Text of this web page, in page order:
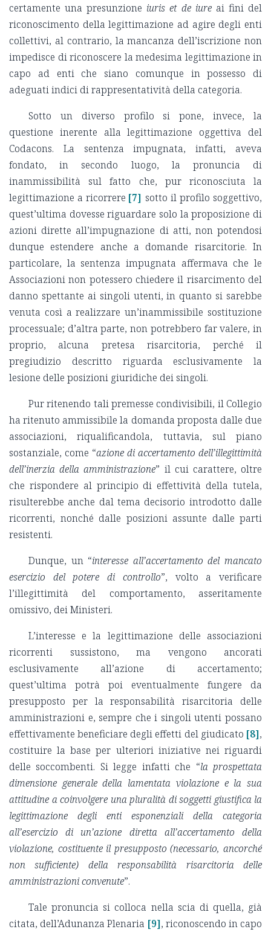
certamente una presunzione iuris et de iureai fini del
riconoscimento della legittimazione ad agire degli enti
collettivi, al contrario, la mancanza dell’iscrizione non
impedisce di riconoscere la medesima legittimazione in
capo ad enti che siano comunque in possesso di
adeguati indici di rappresentatività della categoria.
Sotto un diverso profilo si pone, invece, la
questione inerente alla legittimazione oggettiva del
Codacons. La sentenza impugnata, infatti, aveva
fondato, in secondo luogo, la pronuncia di
inammissibilità sul fatto che, pur riconosciuta la
legittimazione a ricorrere [7] sotto il profilo soggettivo,
quest’ultima dovesse riguardare solo la proposizione di
azioni dirette all’impugnazione di atti, non potendosi
dunque estendere anche a domande risarcitorie. In
particolare, la sentenza impugnata affermava che le
Associazioni non potessero chiedere il risarcimento del
danno spettante ai singoli utenti, in quanto si sarebbe
venuta così a realizzare un’inammissibile sostituzione
processuale; d’altra parte, non potrebbero far valere, in
proprio, alcuna pretesa risarcitoria, perché il
pregiudizio descritto riguarda esclusivamente la
lesione delle posizioni giuridiche dei singoli.
Pur ritenendo tali premesse condivisibili, il Collegio
ha ritenuto ammissibile la domanda proposta dalle due
associazioni, riqualificandola, tuttavia, sul piano
sostanziale, come “azione di accertamento dell’illegittimità
dell’inerzia della amministrazione” il cui carattere, oltre
che rispondere al principio di effettività della tutela,
risulterebbe anche dal tema decisorio introdotto dalle
ricorrenti, nonché dalle posizioni assunte dalle parti
resistenti.
Dunque, un “interesse all’accertamento del mancato
esercizio del potere di controllo”, volto a verificare
l’illegittimità del comportamento, asseritamente
omissivo, dei Ministeri.
L’interesse e la legittimazione delle associazioni
ricorrenti sussistono, ma vengono ancorati
esclusivamente all’azione di accertamento;
quest’ultima potrà poi eventualmente fungere da
presupposto per la responsabilità risarcitoria delle
amministrazioni e, sempre che i singoli utenti possano
effettivamente beneficiare degli effetti del giudicato [8],
costituire la base per ulteriori iniziative nei riguardi
delle soccombenti. Si legge infatti che “la prospettata
dimensione generale della lamentata violazione e la sua
attitudine a coinvolgere una pluralità di soggetti giustifica la
legittimazione degli enti esponenziali della categoria
all’esercizio di un’azione diretta all’accertamento della
violazione, costituente il presupposto (necessario, ancorché
non sufficiente) della responsabilità risarcitoria delle
amministrazioni convenute”.
Tale pronuncia si colloca nella scia di quella, già
citata, dell’Adunanza Plenaria [9], riconoscendo in capo